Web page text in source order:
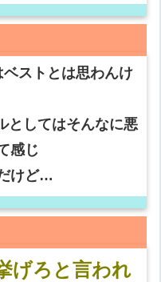
ストとは思わんけ
としてはそんなに悪
感じ
けど…
げろと言われ